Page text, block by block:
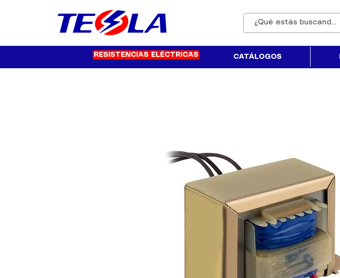
RESISTENCIAS ELÉCTRICAS CATÁLOGOS